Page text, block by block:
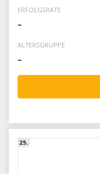
ERFOLGSRATE
–
ALTERSGRUPPE
–
25.